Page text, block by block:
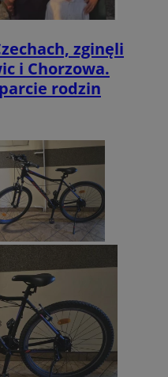
zginęli
i Chorzowa.
rodzin